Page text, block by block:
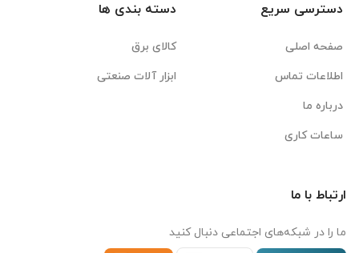
دسترسی سریع
صفحه اصلی
اطلاعات تماس
درباره ما
ساعات کاری
دسته بندی ها
کالای برق
ابزار آلات صنعتی
ارتباط با ما
ما را در شبکه‌های اجتماعی دنبال کنید